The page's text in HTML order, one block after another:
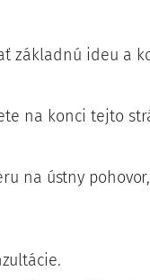
základnú ideu a
na konci tejto
na ústny